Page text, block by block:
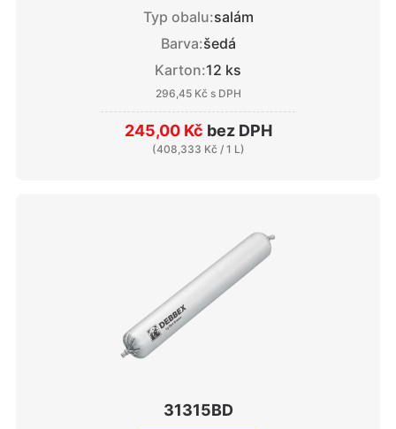
Typ obalu:salám
Barva:šedá
Karton:12 ks
296,45 Kč s DPH
245,00 Kč bez DPH
(408,333 Kč / 1 L)
31315BD